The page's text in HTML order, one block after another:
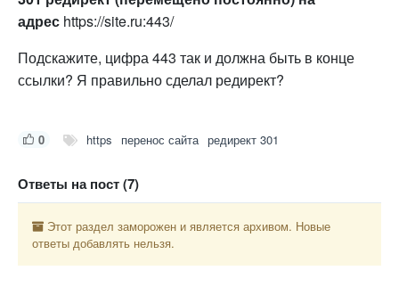
адрес https://site.ru:443/
Подскажите, цифра 443 так и должна быть в конце
ссылки? Я правильно сделал редирект?
0 https перенос сайта редирект 301
Ответы на пост (7)
Этот раздел заморожен и является архивом. Новые
ответы добавлять нельзя.